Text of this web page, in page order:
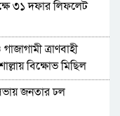
৩১ দফার লিফলেট
ত্রাণবাহী
বিক্ষোভ মিছিল
জনতার ঢল